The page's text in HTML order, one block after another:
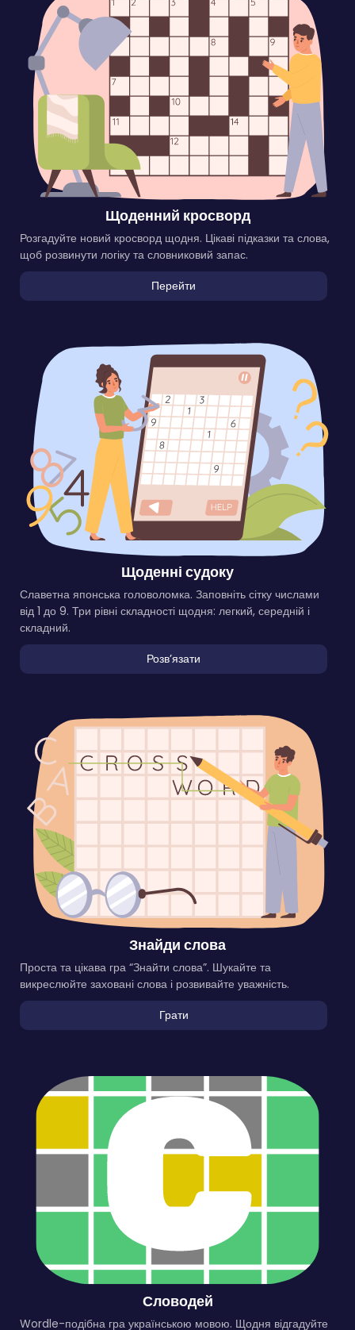
Щоденний кросворд
Розгадуйте новий кросворд щодня. Цікаві підказки та слова,
щоб розвинути логіку та словниковий запас.
Перейти
Щоденні судоку
Славетна японська головоломка. Заповніть сітку числами
від 1 до 9. Три рівні складності щодня: легкий, середній і
складний.
Розвʼязати
Знайди слова
Проста та цікава гра “Знайти слова”. Шукайте та
викреслюйте заховані слова і розвивайте уважність.
Грати
Словодей
Wordle-подібна гра українською мовою. Щодня відгадуйте